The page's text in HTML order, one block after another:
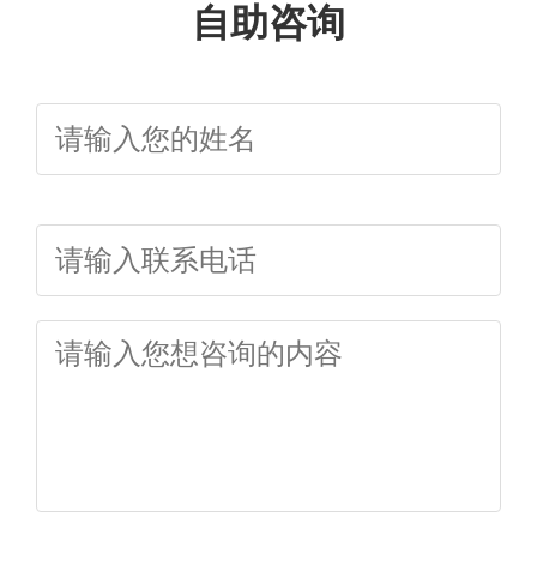
自助咨询